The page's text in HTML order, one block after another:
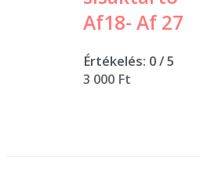
Af18- Af 27
Értékelés: 0/ 5
3 000 Ft